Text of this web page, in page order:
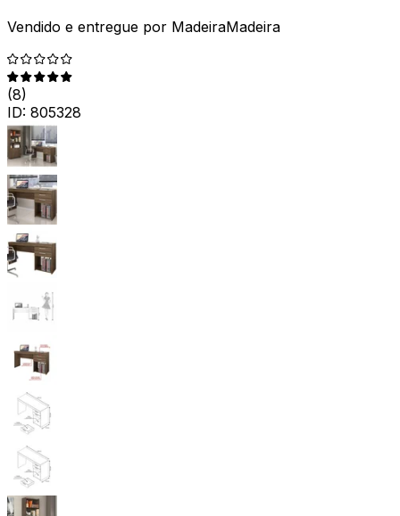
Vendido e entregue por MadeiraMadeira
(8)
ID: 805328